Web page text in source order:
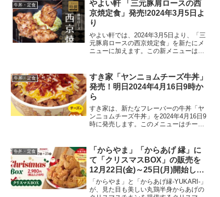
牛丼・定食
やよい軒 「三元豚肩ロースの西
京焼定食」発売!2024年3月5日よ
り
やよい軒では、2024年3月5日より、「三
元豚肩ロースの西京焼定食」を新たにメ
ニューに加えます。この新メニューは、
高く焼き上げた三元豚の肩ロース肉を使
用しています。メニ...
牛丼・定食
すき家「ヤンニョムチーズ牛丼」
発売！明日2024年4月16日9時か
ら
すき家は、新たなフレーバーの牛丼「ヤ
ンニョムチーズ牛丼」を2024年4月16日9
時に発売します。このメニューはチーズ
とで知られています。価格設定ミニ: 570
円並盛: ...
牛丼・定食
「からやま」「からあげ 縁」に
て「クリスマスBOX」の販売を
12月22日(金)～25日(月)開始し、
12月10日(日)までお得な早割予約
を実施
「からやま」と「からあげ縁-YUKARI-」
が、見た目も美しい丸鶏半身からあげの